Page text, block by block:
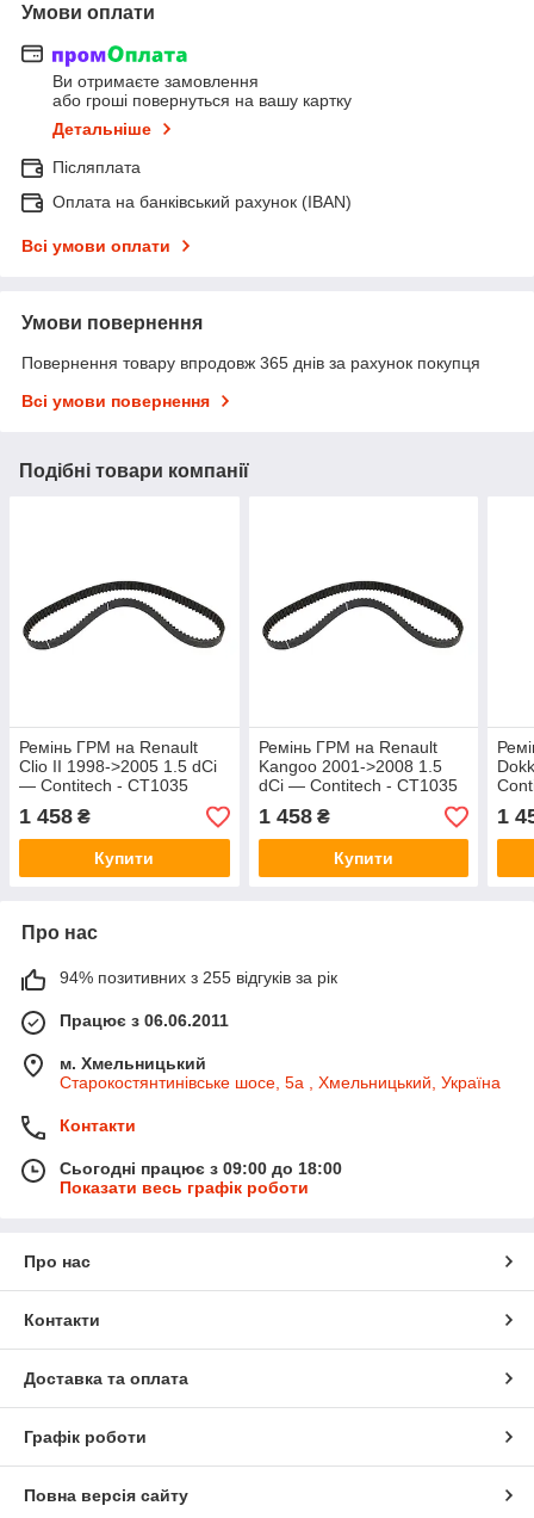
Умови оплати
Ви отримаєте замовлення
або гроші повернуться на вашу картку
Детальніше
Післяплата
Оплата на банківський рахунок (IBAN)
Всі умови оплати
Умови повернення
Повернення товару впродовж 365 днів за рахунок покупця
Всі умови повернення
Подібні товари компанії
Ремінь ГРМ на Renault
Clio II 1998->2005 1.5 dCi
— Contitech - CT1035
1 458 ₴
Купити
Ремінь ГРМ на Renault
Kangoo 2001->2008 1.5
dCi — Contitech - CT1035
1 458₴
Купити
1
Про нас
94% позитивних з 255 відгуків за рік
Працює з 06.06.2011
м. Хмельницький
Старокостянтинівське шосе, 5а , Хмельницький, Україна
Контакти
Сьогодні працює з 09:00 до 18:00
Показати весь графік роботи
Про нас
Контакти
Доставка та оплата
Графік роботи
Повна версія сайту